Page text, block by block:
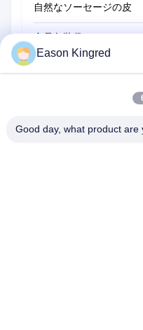
自然なソーセージの皮
食品包装袋
Eason Kingred
Good day, what product are